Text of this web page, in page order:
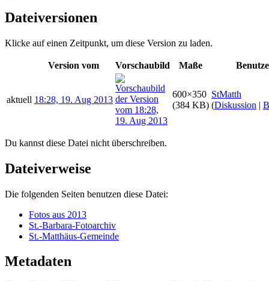
Dateiversionen
Klicke auf einen Zeitpunkt, um diese Version zu laden.
Version vom Vorschaubild Maße
aktuell 18:28, 19. Aug 2013
600×350
(384 KB)
StMatth
(Diskussion |
Du kannst diese Datei nicht überschreiben.
Dateiverweise
Die folgenden Seiten benutzen diese Datei:
Fotos aus 2013
St.-Barbara-Fotoarchiv
St.-Matthäus-Gemeinde
Metadaten